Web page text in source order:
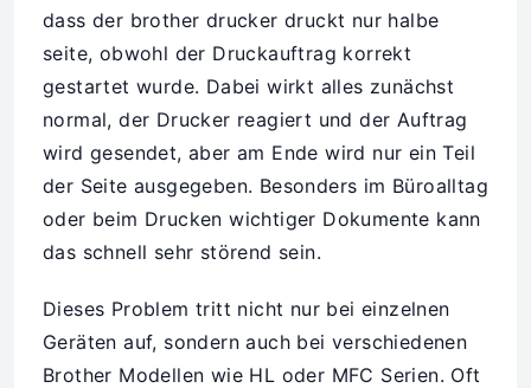
dass der brother drucker druckt nur halbe
seite, obwohl der Druckauftrag korrekt
gestartet wurde. Dabei wirkt alles zunächst
normal, der Drucker reagiert und der Auftrag
wird gesendet, aber am Ende wird nur ein Teil
der Seite ausgegeben. Besonders im Büroalltag
oder beim Drucken wichtiger Dokumente kann
das schnell sehr störend sein.
Dieses Problem tritt nicht nur bei einzelnen
Geräten auf, sondern auch bei verschiedenen
Brother Modellen wie HL oder MFC Serien. Oft